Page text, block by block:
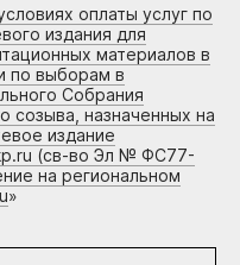
оплаты услуг по
издания для
материалов в
по выборам в
Собрания
созыва, назначенных на
издание
(св-во Эл № ФС77-
на региональном
»